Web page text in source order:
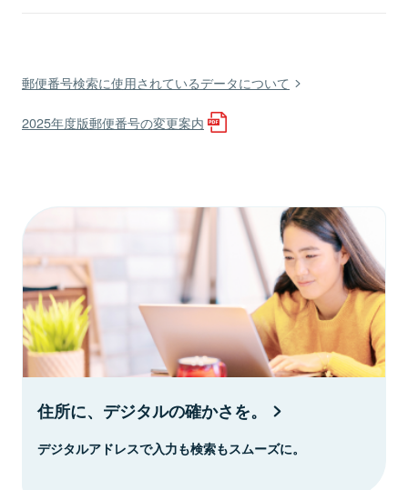
郵便番号検索に使用されているデータについて
2025年度版郵便番号の変更案内
住所に、デジタルの確かさを。
デジタルアドレスで入力も検索もスムーズに。